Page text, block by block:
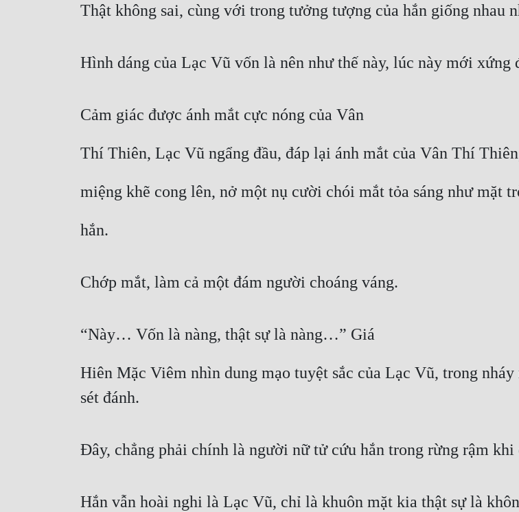
Thật không sai, cùng với trong tưởng tượng của hắn giống nhau
Hình dáng của Lạc Vũ vốn là nên như thế này, lúc này mới xứng
Cảm giác được ánh mắt cực nóng của Vân
Thí Thiên, Lạc Vũ ngẩng đầu, đáp lại ánh mắt của Vân Thí
miệng khẽ cong lên, nở một nụ cười chói mắt tỏa sáng như mặt
hắn.
Chớp mắt, làm cả một đám người choáng váng.
“Này… Vốn là nàng, thật sự là nàng…” Giá
Hiên Mặc Viêm nhìn dung mạo tuyệt sắc của Lạc Vũ, trong
sét đánh.
Đây, chẳng phải chính là người nữ tử cứu hắn trong rừng rậm khi
Hắn vẫn hoài nghi là Lạc Vũ, chỉ là khuôn mặt kia thật sự là